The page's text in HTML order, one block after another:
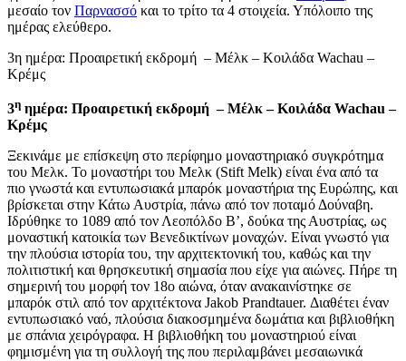
μεσαίο τον Παρνασσό και το τρίτο τα 4 στοιχεία. Υπόλοιπο της
ημέρας ελεύθερο.
3η ημέρα: Προαιρετική εκδρομή – Μέλκ – Κοιλάδα Wachau –
Κρέμς
3η ημέρα: Προαιρετική εκδρομή – Μέλκ – Κοιλάδα Wachau –
Κρέμς
Ξεκινάμε με επίσκεψη στο περίφημο μοναστηριακό συγκρότημα
του Μελκ. Το μοναστήρι του Μελκ (Stift Melk) είναι ένα από τα
πιο γνωστά και εντυπωσιακά μπαρόκ μοναστήρια της Ευρώπης, και
βρίσκεται στην Κάτω Αυστρία, πάνω από τον ποταμό Δούναβη.
Ιδρύθηκε το 1089 από τον Λεοπόλδο Β’, δούκα της Αυστρίας, ως
μοναστική κατοικία των Βενεδικτίνων μοναχών. Είναι γνωστό για
την πλούσια ιστορία του, την αρχιτεκτονική του, καθώς και την
πολιτιστική και θρησκευτική σημασία που είχε για αιώνες. Πήρε τη
σημερινή του μορφή τον 18ο αιώνα, όταν ανακαινίστηκε σε
μπαρόκ στιλ από τον αρχιτέκτονα Jakob Prandtauer. Διαθέτει έναν
εντυπωσιακό ναό, πλούσια διακοσμημένα δωμάτια και βιβλιοθήκη
με σπάνια χειρόγραφα. Η βιβλιοθήκη του μοναστηριού είναι
φημισμένη για τη συλλογή της που περιλαμβάνει μεσαιωνικά